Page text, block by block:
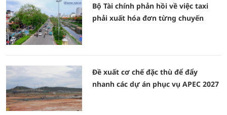
Bộ Tài chính phản hồi về việc taxi
phải xuất hóa đơn từng chuyến
Đề xuất cơ chế đặc thù để đẩy
nhanh các dự án phục vụ APEC 2027